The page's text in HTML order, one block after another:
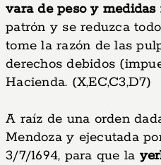
vara de peso y medidas
patrón y se reduzca
tome la razón de las
derechos debidos
Hacienda. (X,EC,C3,D7)
A raíz de una orden
Mendoza y ejecutada
3/7/1694, para que la